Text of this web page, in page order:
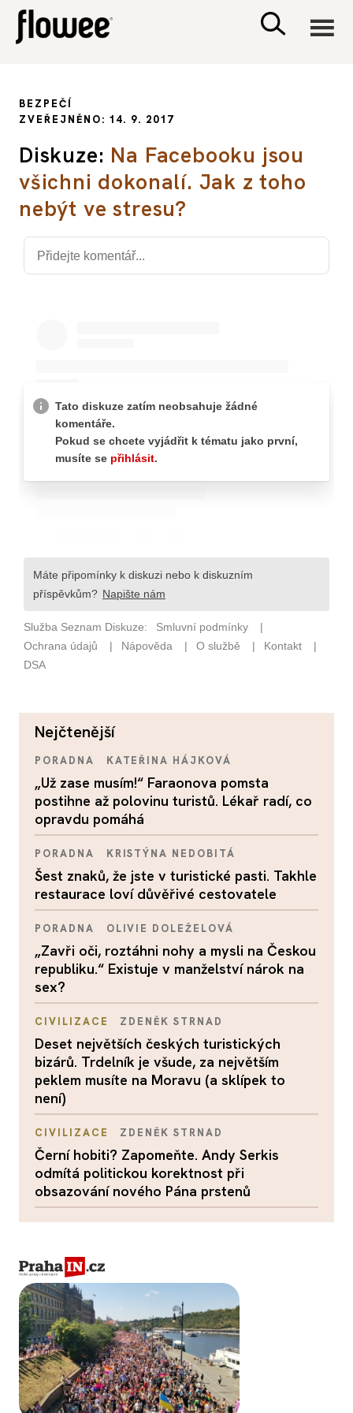
PSYCHOLOGIE
SEX A VZTAHY
BEZPEČÍ
ZVEŘEJNĚNO: 14. 9. 2017
Diskuze: Na Facebooku jsou
všichni dokonalí. Jak z toho
nebýt ve stresu?
nejčtenější
PORADNA KATEŘINA HÁJKOVÁ
„Už zase musím!“ Faraonova pomsta
postihne až polovinu turistů. Lékař radí, co
opravdu pomáhá
PORADNA KRISTÝNA NEDOBITÁ
Šest znaků, že jste v turistické pasti. Takhle
restaurace loví důvěřivé cestovatele
PORADNA OLIVIE DOLEŽELOVÁ
„Zavři oči, roztáhni nohy a mysli na Českou
republiku.“ Existuje v manželství nárok na
sex?
CIVILIZACE ZDENĚK STRNAD
Deset největších českých turistických
bizárů. Trdelník je všude, za největším
peklem musíte na Moravu (a sklípek to
není)
CIVILIZACE ZDENĚK STRNAD
Černí hobiti? Zapomeňte. Andy Serkis
odmítá politickou korektnost při
obsazování nového Pána prstenů